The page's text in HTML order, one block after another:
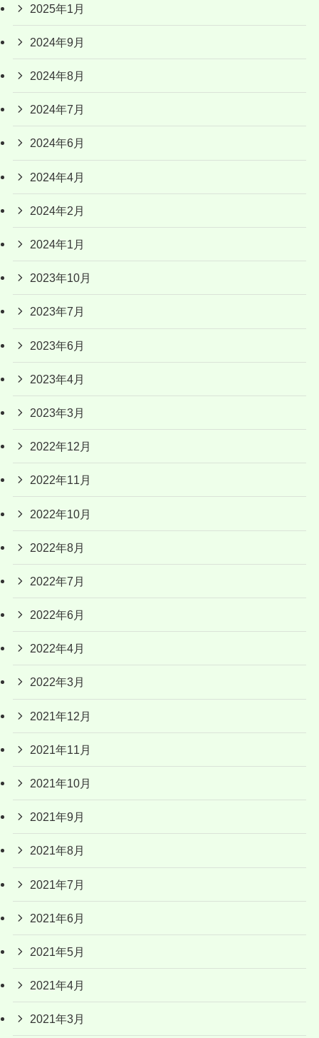
2025年1月
2024年9月
2024年8月
2024年7月
2024年6月
2024年4月
2024年2月
2024年1月
2023年10月
2023年7月
2023年6月
2023年4月
2023年3月
2022年12月
2022年11月
2022年10月
2022年8月
2022年7月
2022年6月
2022年4月
2022年3月
2021年12月
2021年11月
2021年10月
2021年9月
2021年8月
2021年7月
2021年6月
2021年5月
2021年4月
2021年3月